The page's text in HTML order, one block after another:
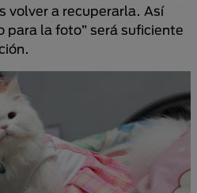
volver a recuperarla. Así
para la foto” será suficiente